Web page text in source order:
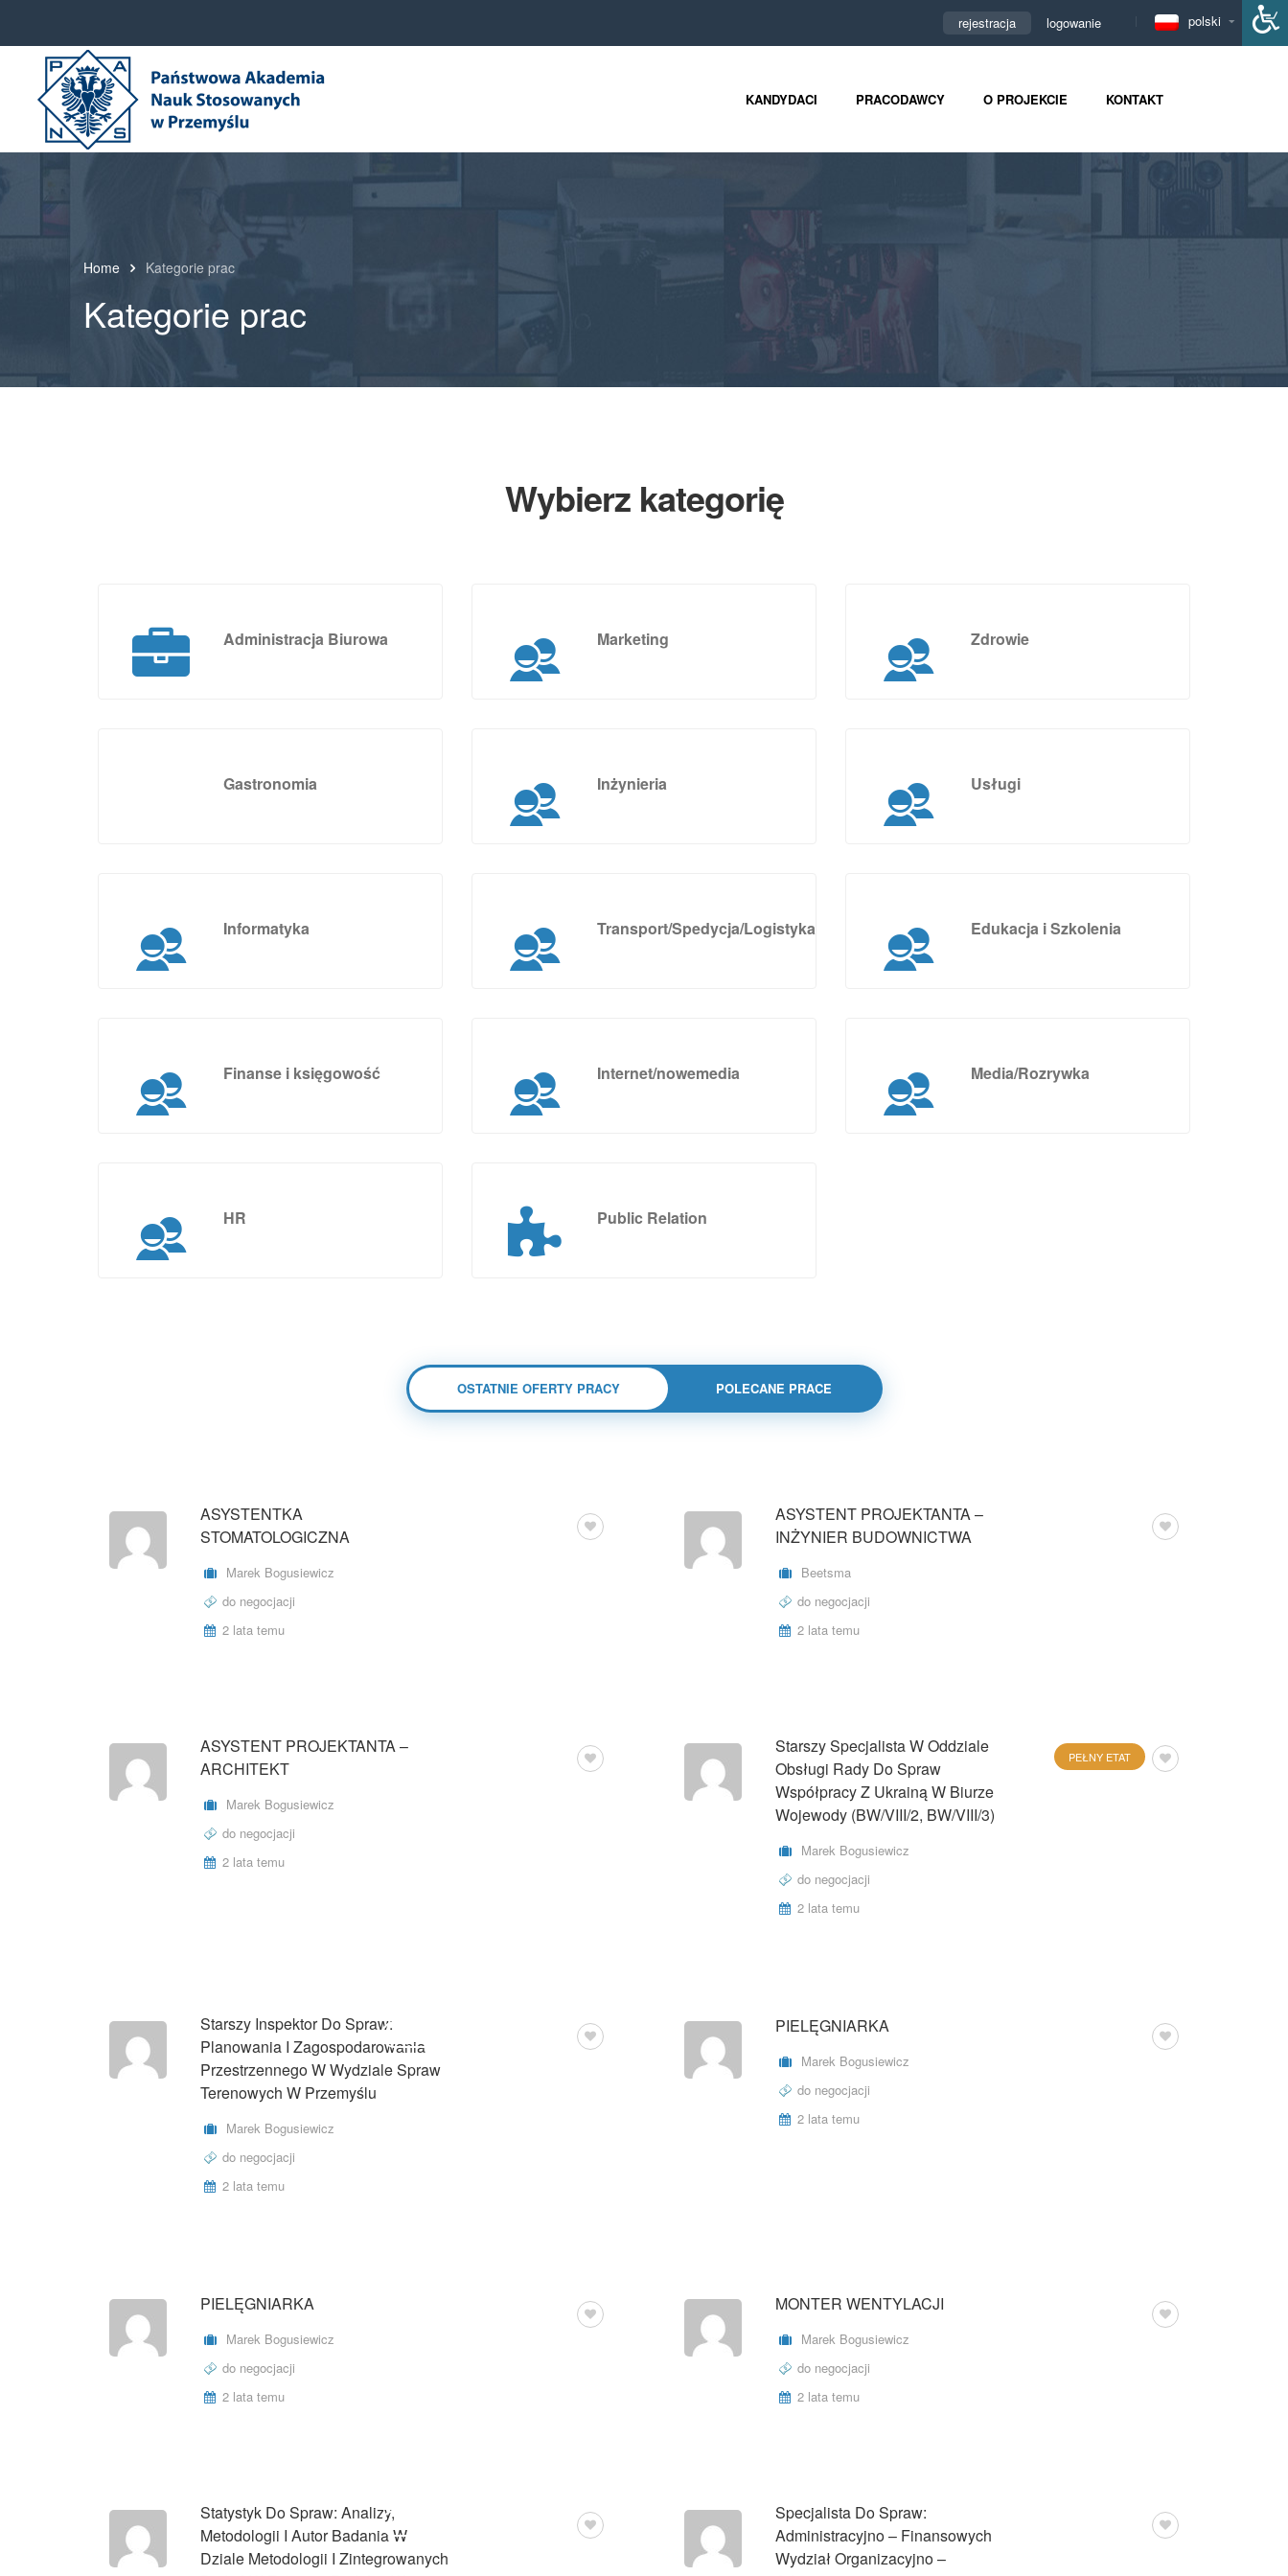
polski
rejestracja logowanie
KANDYDACI PRACODAWCY O PROJEKCIE KONTAKT
Home Kategorie prac
Kategorie prac
Wybierz kategorię
Administracja Biurowa Marketing Zdrowie
Gastronomia Inżynieria Usługi
Informatyka Transport/Spedycja/Logistyka Edukacja i Szkolenia
Finanse i księgowość Internet/nowemedia Media/Rozrywka
HR Public Relation
OSTATNIE OFERTY PRACY POLECANE PRACE
ASYSTENTKA
STOMATOLOGICZNA
Marek Bogusiewicz
do negocjacji
2 lata temu
ASYSTENT PROJEKTANTA –
INŻYNIER BUDOWNICTWA
Beetsma
do negocjacji
2 lata temu
ASYSTENT PROJEKTANTA –
ARCHITEKT
Marek Bogusiewicz
do negocjacji
2 lata temu
Starszy Specjalista W Oddziale
Obsługi Rady Do Spraw
Współpracy Z Ukrainą W Biurze
Wojewody (BW/VIII/2, BW/VIII/3)
Marek Bogusiewicz
do negocjacji
2 lata temu
PEŁNY ETAT
Starszy Inspektor Do Spraw:
Planowania I Zagospodarowania
Przestrzennego W Wydziale Spraw
Terenowych W Przemyślu
Marek Bogusiewicz
do negocjacji
2 lata temu
PIELĘGNIARKA
Marek Bogusiewicz
do negocjacji
2 lata temu
PIELĘGNIARKA
Marek Bogusiewicz
do negocjacji
2 lata temu
MONTER WENTYLACJI
Marek Bogusiewicz
do negocjacji
2 lata temu
Statystyk Do Spraw: Analizy,
Metodologii I Autor Badania W
Dziale Metodologii I Zintegrowanych
Specjalista Do Spraw:
Administracyjno – Finansowych
Wydział Organizacyjno –